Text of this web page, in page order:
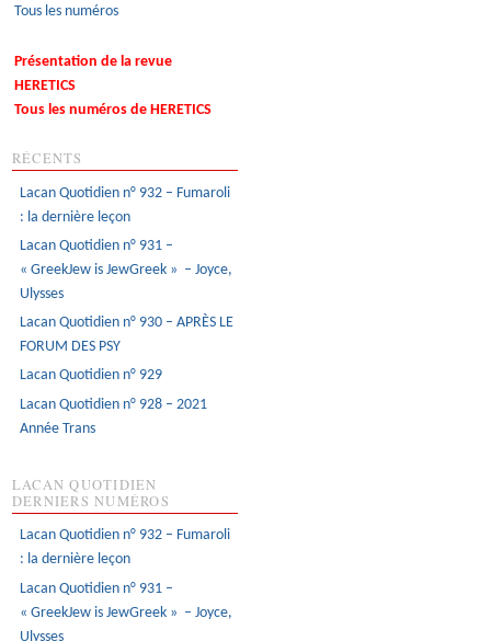
Tous les numéros
Présentation de la revue
HERETICS
Tous les numéros de HERETICS
RÉCENTS
Lacan Quotidien n° 932 – Fumaroli
: la dernière leçon
Lacan Quotidien n° 931 –
« GreekJew is JewGreek » – Joyce,
Ulysses
Lacan Quotidien n° 930 – APRÈS LE
FORUM DES PSY
Lacan Quotidien n° 929
Lacan Quotidien n° 928 – 2021
Année Trans
LACAN QUOTIDIEN
DERNIERS NUMÉROS
Lacan Quotidien n° 932 – Fumaroli
: la dernière leçon
Lacan Quotidien n° 931 –
« GreekJew is JewGreek » – Joyce,
Ulysses